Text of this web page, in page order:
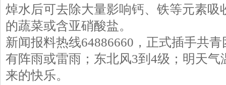
焯水后可去除大量影响钙、铁等元素吸
的蔬菜或含亚硝酸盐。
新闻报料热线64886660，正式插手共
有阵雨或雷雨；东北风3到4级；明天气
来的快乐。